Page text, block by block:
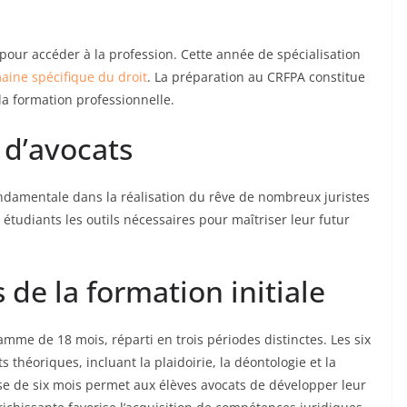
accéder à la profession. Cette année de spécialisation
spécifique du droit. La préparation au CRFPA constitue
formation professionnelle.
dans la réalisation du rêve de nombreux juristes
les outils nécessaires pour maîtriser leur futur
de la formation initiale
de 18 mois, réparti en trois périodes distinctes. Les six
théoriques, incluant la plaidoirie, la déontologie et la
de six mois permet aux élèves avocats de développer leur